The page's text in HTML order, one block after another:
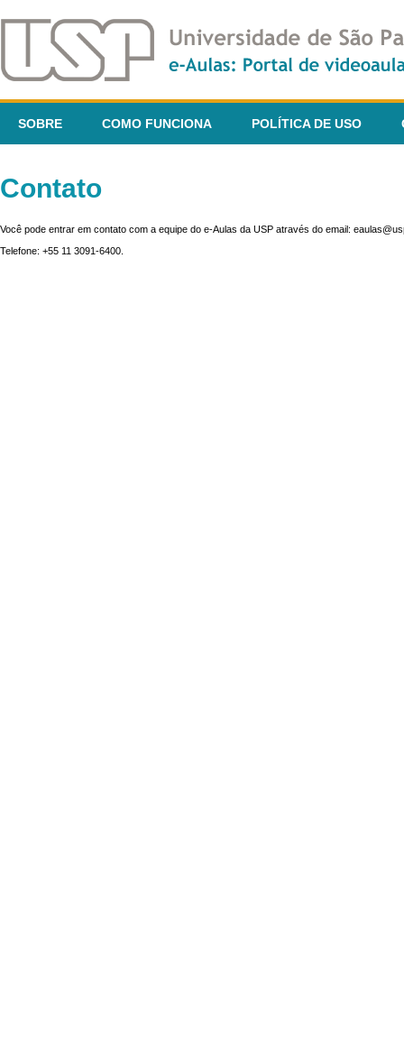
SOBRE COMO FUNCIONA POLÍTICA DE USO
Contato
Você pode entrar em contato com a equipe do e-Aulas da USP através do email:
Telefone: +55 11 3091-6400.